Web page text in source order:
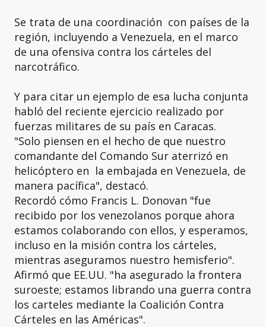
Se trata de una coordinación con países de la
región, incluyendo a Venezuela, en el marco
de una ofensiva contra los cárteles del
narcotráfico.
Y para citar un ejemplo de esa lucha conjunta
habló del reciente ejercicio realizado por
fuerzas militares de su país en Caracas.
"Solo piensen en el hecho de que nuestro
comandante del Comando Sur aterrizó en
helicóptero en la embajada en Venezuela, de
manera pacífica", destacó.
Recordó cómo Francis L. Donovan "fue
recibido por los venezolanos porque ahora
estamos colaborando con ellos, y esperamos,
incluso en la misión contra los cárteles,
mientras aseguramos nuestro hemisferio".
Afirmó que EE.UU. "ha asegurado la frontera
suroeste; estamos librando una guerra contra
los carteles mediante la Coalición Contra
Cárteles en las Américas".